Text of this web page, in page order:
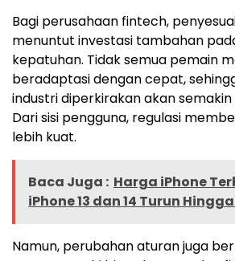
Bagi perusahaan fintech,
menuntut investasi tambahan
kepatuhan. Tidak semua pemain
beradaptasi dengan cepat,
industri diperkirakan akan semakin
Dari sisi pengguna, regulasi
lebih kuat.
Baca Juga : Harga iPhone
iPhone 13 dan 14 Turun
Namun, perubahan aturan juga